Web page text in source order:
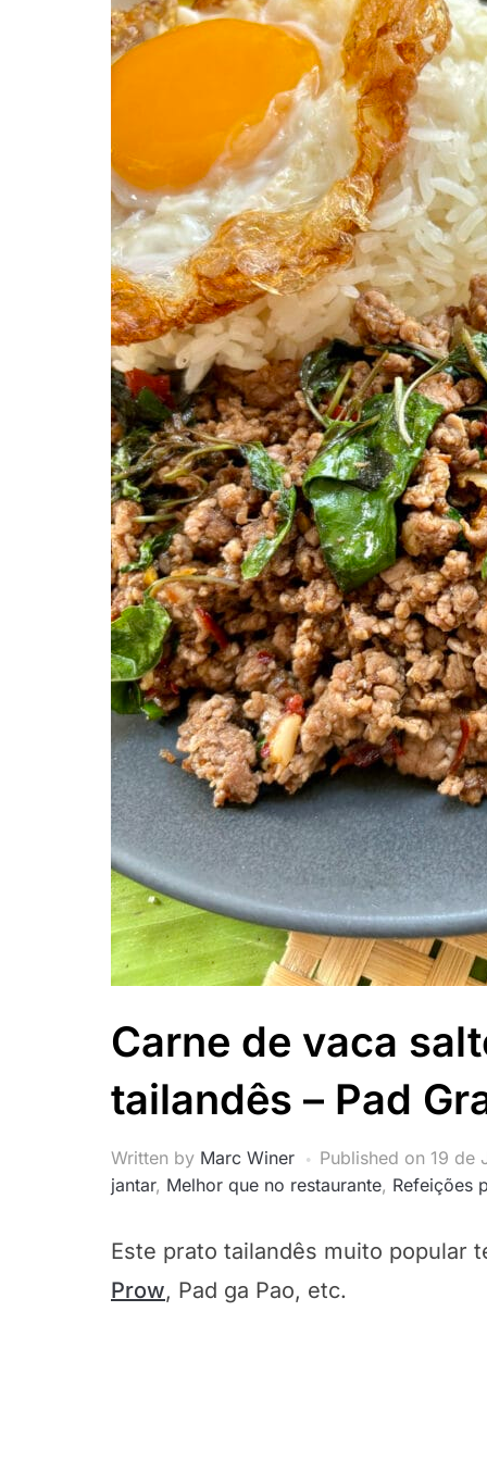
Carne de vaca
tailandês – Pad
Written by Marc Winer Published on 19 de
jantar, Melhor que no restaurante, Refeições
Este prato tailandês muito popular
Prow, Pad ga Pao, etc.